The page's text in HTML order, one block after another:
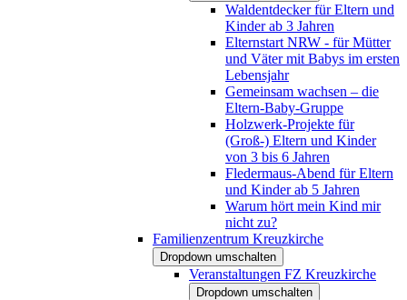
Waldentdecker für Eltern und
Kinder ab 3 Jahren
Elternstart NRW - für Mütter
und Väter mit Babys im ersten
Lebensjahr
Gemeinsam wachsen – die
Eltern-Baby-Gruppe
Holzwerk-Projekte für
(Groß-) Eltern und Kinder
von 3 bis 6 Jahren
Fledermaus-Abend für Eltern
und Kinder ab 5 Jahren
Warum hört mein Kind mir
nicht zu?
Familienzentrum Kreuzkirche
Dropdown umschalten
Veranstaltungen FZ Kreuzkirche
Dropdown umschalten